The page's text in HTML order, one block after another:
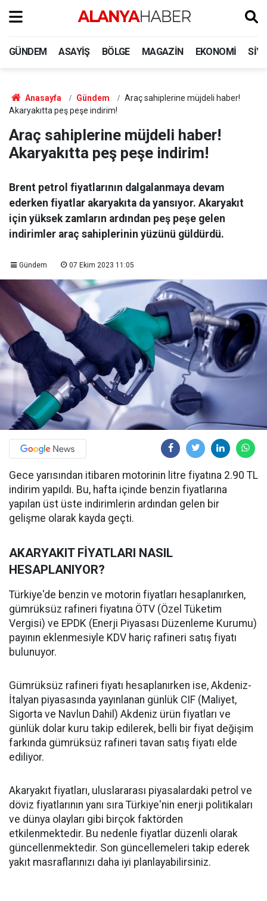
GÜNDEM ASAYIŞ BÖLGE MAGAZIN EKONOMI
Anasayfa Gündem
Araç sahiplerine müjdeli haber!
Akaryakıtta peş peşe indirim!
Araç sahiplerine müjdeli haber!
Akaryakıtta peş peşe indirim!
Brent petrol fiyatlarının dalgalanmaya devam
ederken fiyatlar akaryakıta da yansıyor. Akaryakıt
için yüksek zamların ardından peş peşe gelen
indirimler araç sahiplerinin yüzünü güldürdü.
Gündem 07 Ekim 2023 11:05
Gece yarısından itibaren motorinin litre fiyatına 2.90 TL
indirim yapıldı. Bu, hafta içinde benzin fiyatlarına
yapılan üst üste indirimlerin ardından gelen bir
gelişme olarak kayda geçti.
AKARYAKIT FİYATLARI NASIL
HESAPLANIYOR?
Türkiye'de benzin ve motorin fiyatları hesaplanırken,
gümrüksüz rafineri fiyatına ÖTV (Özel Tüketim
Vergisi) ve EPDK (Enerji Piyasası Düzenleme Kurumu)
payının eklenmesiyle KDV hariç rafineri satış fiyatı
bulunuyor.
Gümrüksüz rafineri fiyatı hesaplanırken ise, Akdeniz-
İtalyan piyasasında yayınlanan günlük CIF (Maliyet,
Sigorta ve Navlun Dahil) Akdeniz ürün fiyatları ve
günlük dolar kuru takip edilerek, belli bir fiyat değişim
farkında gümrüksüz rafineri tavan satış fiyatı elde
ediliyor.
Akaryakıt fiyatları, uluslararası piyasalardaki petrol ve
döviz fiyatlarının yanı sıra Türkiye'nin enerji politikaları
ve dünya olayları gibi birçok faktörden
etkilenmektedir. Bu nedenle fiyatlar düzenli olarak
güncellenmektedir. Son güncellemeleri takip ederek
yakıt masraflarınızı daha iyi planlayabilirsiniz.